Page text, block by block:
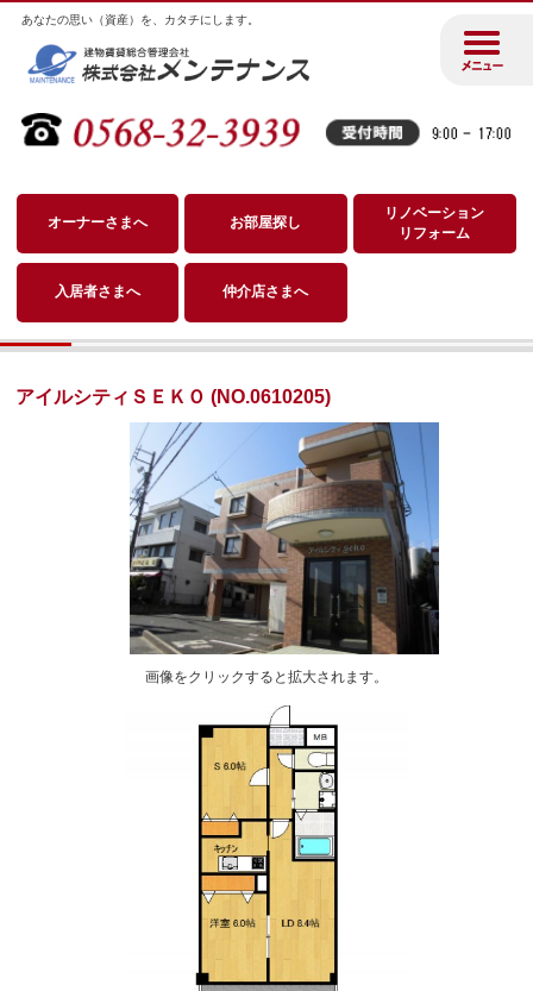
あなたの思い（資産）を、カタチにします。
オーナーさまへ お部屋探し
リノベーション
リフォーム
入居者さまへ 仲介店さまへ
アイルシティＳＥＫＯ (NO.0610205)
画像をクリックすると拡大されます。